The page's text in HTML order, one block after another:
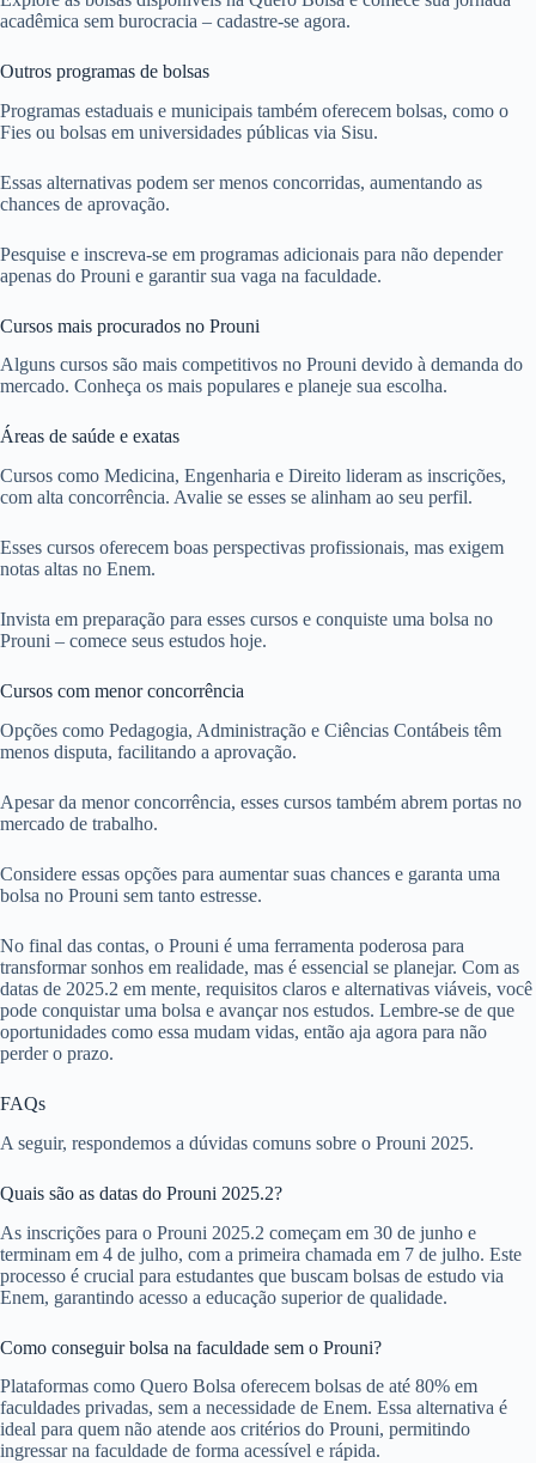
acadêmica sem burocracia – cadastre-se agora.
Outros programas de bolsas
Programas estaduais e municipais também oferecem bolsas, como o
Fies ou bolsas em universidades públicas via Sisu.
Essas alternativas podem ser menos concorridas, aumentando as
chances de aprovação.
Pesquise e inscreva-se em programas adicionais para não depender
apenas do Prouni e garantir sua vaga na faculdade.
Cursos mais procurados no Prouni
Alguns cursos são mais competitivos no Prouni devido à demanda do
mercado. Conheça os mais populares e planeje sua escolha.
Áreas de saúde e exatas
Cursos como Medicina, Engenharia e Direito lideram as inscrições,
com alta concorrência. Avalie se esses se alinham ao seu perfil.
Esses cursos oferecem boas perspectivas profissionais, mas exigem
notas altas no Enem.
Invista em preparação para esses cursos e conquiste uma bolsa no
Prouni – comece seus estudos hoje.
Cursos com menor concorrência
Opções como Pedagogia, Administração e Ciências Contábeis têm
menos disputa, facilitando a aprovação.
Apesar da menor concorrência, esses cursos também abrem portas no
mercado de trabalho.
Considere essas opções para aumentar suas chances e garanta uma
bolsa no Prouni sem tanto estresse.
No final das contas, o Prouni é uma ferramenta poderosa para
transformar sonhos em realidade, mas é essencial se planejar. Com as
datas de 2025.2 em mente, requisitos claros e alternativas viáveis, você
pode conquistar uma bolsa e avançar nos estudos. Lembre-se de que
oportunidades como essa mudam vidas, então aja agora para não
perder o prazo.
FAQs
A seguir, respondemos a dúvidas comuns sobre o Prouni 2025.
Quais são as datas do Prouni 2025.2?
As inscrições para o Prouni 2025.2 começam em 30 de junho e
terminam em 4 de julho, com a primeira chamada em 7 de julho. Este
processo é crucial para estudantes que buscam bolsas de estudo via
Enem, garantindo acesso a educação superior de qualidade.
Como conseguir bolsa na faculdade sem o Prouni?
Plataformas como Quero Bolsa oferecem bolsas de até 80% em
faculdades privadas, sem a necessidade de Enem. Essa alternativa é
ideal para quem não atende aos critérios do Prouni, permitindo
ingressar na faculdade de forma acessível e rápida.